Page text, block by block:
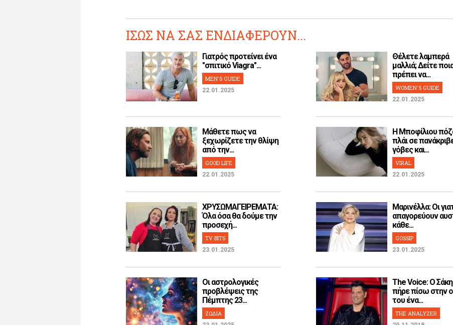
ΙΣΩΣ ΝΑ ΣΑΣ ΕΝΔΙΑΦΕΡΟΥΝ...
Γιατρός προτείνει ένα
"σπιτικό Viagra"...
MEN'S GUIDE
22.01.2025
Θέλετε λαμπερά
μαλλιά; Δείτε
πρέπει να...
WOMEN'S GUIDE
22.01.2025
Μάθετε πως να
ξεχωρίζετε την θλίψη
από την...
GOOD LIFE
22.01.2025
H Μποφίλιου
πλάι σε
γόβες και...
VIRAL
22.01.2025
ΧΡΥΣΩΜΑΓΕΙΡΕΜΑΤΑ:
Όλα όσα θα δούμε την
προσεχή...
TV BITS
23.01.2025
Μαρινέλλα: Οι
απαγορεύουν
κάθε...
GOSSIP
23.01.2025
Οι αστρολογικές
προβλέψεις της
Πέμπτης 23...
ΖΩΔΙΑ
The Voice: Ο
πήρε πίσω στην
του ένα...
THE ANALYZER